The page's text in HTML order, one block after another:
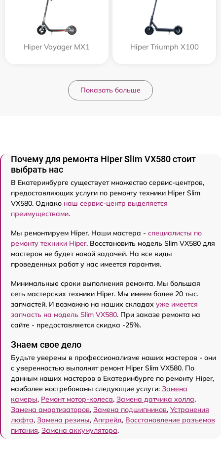
Hiper Voyager MX1 Hiper Triumph X100
Показать больше
Почему для ремонта Hiper Slim VX580 стоит
выбрать нас
В Екатеринбурге существует множество сервис-центров,
предоставляющих услуги по ремонту техники Hiper Slim
VX580. Однако наш сервис-центр выделяется
преимуществами.
Мы ремонтируем Hiper. Наши мастера - специалисты по
ремонту техники Hiper. Восстановить модель Slim VX580 для
мастеров не будет новой задачей. На все виды
проведенных работ у нас имеется гарантия.
Минимальные сроки выполнения ремонта. Мы большая
сеть мастерских техники Hiper. Мы имеем более 20 тыс.
запчастей. И возможно на наших складах уже имеется
запчасть на модель Slim VX580. При заказе ремонта на
сайте - предоставляется скидка -25%.
Знаем свое дело
Будьте уверены в профессионализме наших мастеров - они
с уверенностью выполнят ремонт Hiper Slim VX580. По
данным наших мастеров в Екатеринбурге по ремонту Hiper,
наиболее востребованы следующие услуги: Замена
камеры, Ремонт мотор-колеса, Замена датчика холла,
Замена амортизаторов, Замена подшипников, Устранения
люфта, Замена резины, Апгрейд, Восстановление разъемов
питания, Замена аккумулятора.